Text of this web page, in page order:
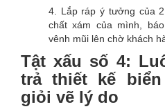
4. Lắp ráp ý tưởng của
chất xám của mình,
vênh mũi lên chờ khách
Tật xấu số 4:
trả thiết kế
giỏi vẽ lý do